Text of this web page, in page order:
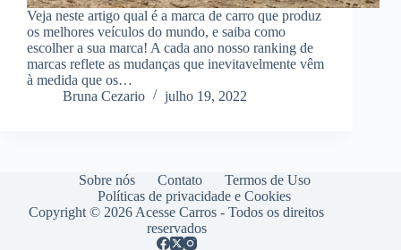
Veja neste artigo qual é a marca de carro que produz
os melhores veículos do mundo, e saiba como
escolher a sua marca! A cada ano nosso ranking de
marcas reflete as mudanças que inevitavelmente vêm
à medida que os…
Bruna Cezario
julho 19, 2022
Sobre nós Contato
Termos de Uso
Políticas de privacidade e Cookies
Copyright © 2026 Acesse Carros - Todos os direitos
reservados